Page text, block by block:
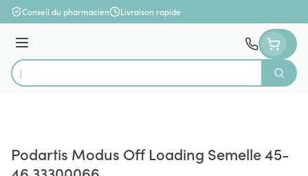
Aller au contenu
Conseil du pharmacien Livraison rapide
Menu
Rechercher
Podartis Modus Off Loading Semelle 45-